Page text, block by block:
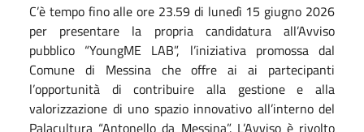
C’è tempo fino alle ore 23.59 di lunedì 15 giugno 2026
per presentare la propria candidatura all’Avviso
pubblico “YoungME LAB”, l’iniziativa promossa dal
Comune di Messina che offre aiai partecipanti
l’opportunità di contribuire alla gestione e alla
valorizzazione di uno spazio innovativo all’interno del
Palacultura “Antonello da Messina”. L’Avviso è rivolto